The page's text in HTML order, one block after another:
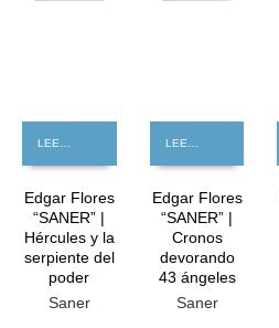
Edgar Flores
“SANER” |
Hércules y la
serpiente del
poder
Saner
Edgar Flores
“SANER” |
Cronos
devorando
43 ángeles
Saner